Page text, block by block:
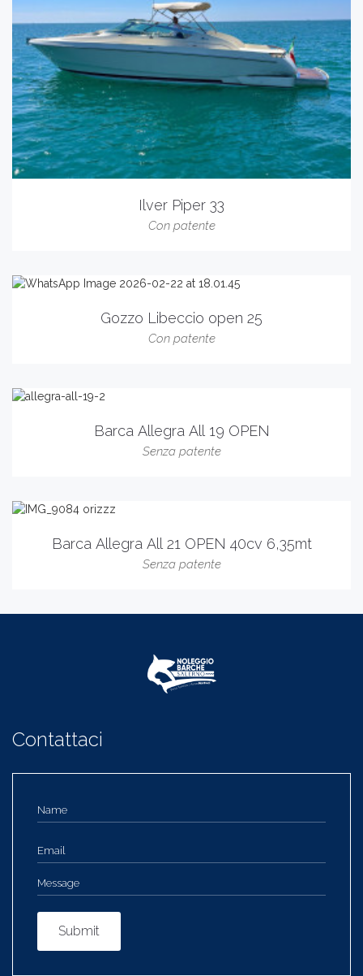
Ilver Piper 33
Con patente
Gozzo Libeccio open 25
Con patente
Barca Allegra All 19 OPEN
Senza patente
Barca Allegra All 21 OPEN 40cv 6,35mt
Senza patente
Contattaci
Submit